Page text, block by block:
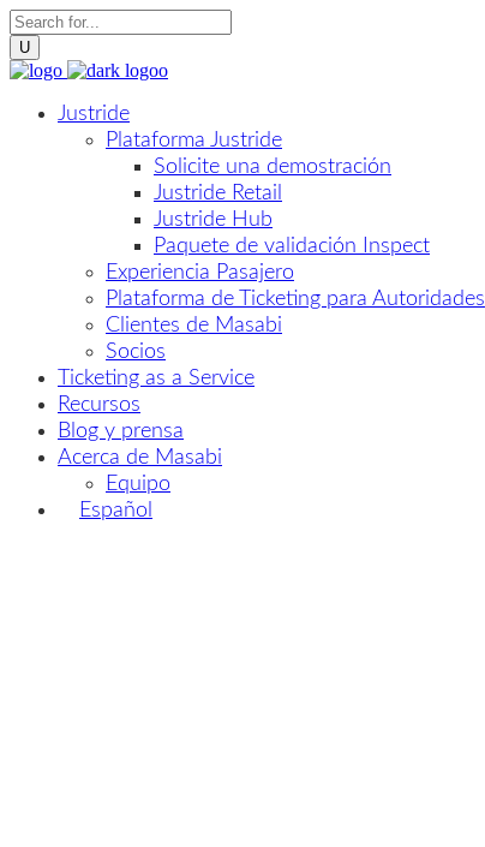
Justride
Plataforma Justride
Solicite una demostración
Justride Retail
Justride Hub
Paquete de validación Inspect
Experiencia Pasajero
Plataforma de Ticketing para Autoridades
Clientes de Masabi
Socios
Ticketing as a Service
Recursos
Blog y prensa
Acerca de Masabi
Equipo
Español